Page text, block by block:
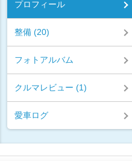
プロフィール
整備 (20)
フォトアルバム
クルマレビュー (1)
愛車ログ